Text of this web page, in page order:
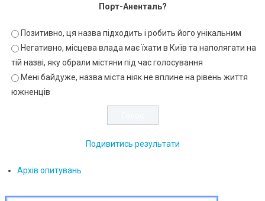
Порт-Аненталь?
Позитивно, ця назва підходить і робить його унікальним
Негативно, місцева влада має їхати в Київ та наполягати на
тій назві, яку обрали містяни під час голосування
Мені байдуже, назва міста ніяк не вплине на рівень життя
южненців
Подивитись результати
Архів опитувань